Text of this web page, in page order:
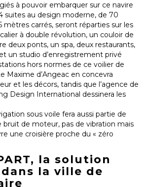
à pouvoir embarquer sur ce navire
suites au design moderne, de 70
mètres carrés, seront réparties sur les
à double révolution, un couloir de
deux ponts, un spa, deux restaurants,
un studio d’enregistrement privé
hors normes de ce voilier de
Maxime d’Angeac en concevra
et les décors, tandis que l’agence de
Design International dessinera les
sous voile fera aussi partie de
bruit de moteur, pas de vibration mais
une croisière proche du « zéro
la solution
la ville de